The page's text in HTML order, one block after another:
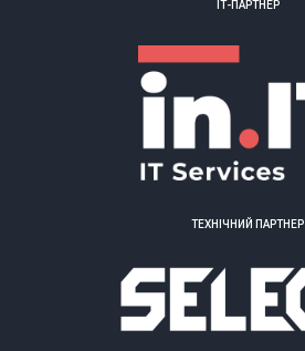
ІТ-ПАРТНЕР
ТЕХНІЧНИЙ ПАРТНЕР